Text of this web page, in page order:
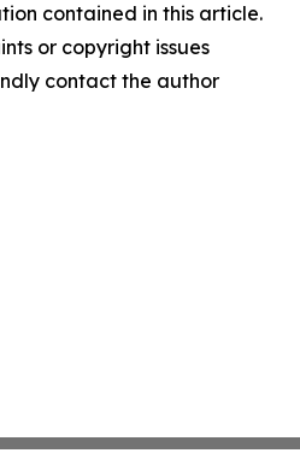
contained in this article.
or copyright issues
contact the author